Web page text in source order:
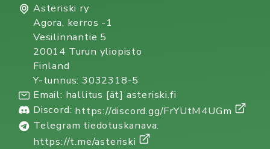
Asteriski ry
Agora, kerros -1
Vesilinnantie 5
20014 Turun yliopisto
Finland
Y-tunnus: 3032318-5
Email: hallitus [ät] asteriski.fi
Discord: https://discord.gg/FrYUtM4UGm
Telegram tiedotuskanava:
https://t.me/asteriski